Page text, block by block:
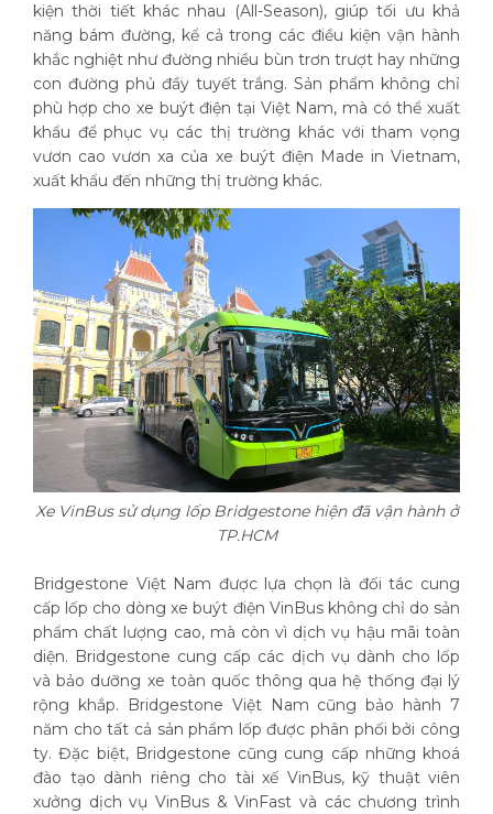
kiện thời tiết khác nhau (All-Season), giúp tối ưu khả
năng bám đường, kể cả trong các điều kiện vận hành
khắc nghiệt như đường nhiều bùn trơn trượt hay những
con đường phủ đầy tuyết trắng. Sản phẩm không chỉ
phù hợp cho xe buýt điện tại Việt Nam, mà có thể xuất
khẩu để phục vụ các thị trường khác với tham vọng
vươn cao vươn xa của xe buýt điện Made in Vietnam,
xuất khẩu đến những thị trường khác.
Xe VinBus sử dụng lốp Bridgestone hiện đã vận hành ở
TP.HCM
Bridgestone Việt Nam được lựa chọn là đối tác cung
cấp lốp cho dòng xe buýt điện VinBus không chỉ do sản
phẩm chất lượng cao, mà còn vì dịch vụ hậu mãi toàn
diện. Bridgestone cung cấp các dịch vụ dành cho lốp
và bảo dưỡng xe toàn quốc thông qua hệ thống đại lý
rộng khắp. Bridgestone Việt Nam cũng bảo hành 7
năm cho tất cả sản phẩm lốp được phân phối bởi công
ty. Đặc biệt, Bridgestone cũng cung cấp những khoá
đào tạo dành riêng cho tài xế VinBus, kỹ thuật viên
xưởng dịch vụ VinBus & VinFast và các chương trình